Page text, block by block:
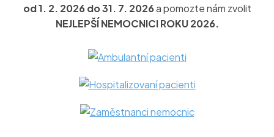
od1. 2. 2026 do31. 7. 2026a pomozte nám zvolit
NEJLEPŠÍ NEMOCNICI ROKU 2026.